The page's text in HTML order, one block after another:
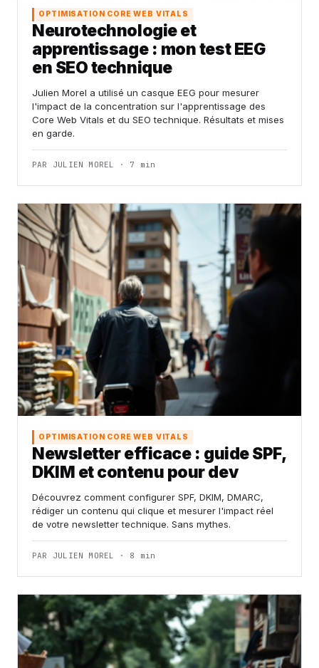
OPTIMISATION CORE WEB VITALS
Neurotechnologie et
apprentissage : mon test EEG
en SEO technique
Julien Morel a utilisé un casque EEG pour mesurer
l'impact de la concentration sur l'apprentissage des
Core Web Vitals et du SEO technique. Résultats et mises
en garde.
PAR JULIEN MOREL · 7 min
OPTIMISATION CORE WEB VITALS
Newsletter efficace : guide SPF,
DKIM et contenu pour dev
Découvrez comment configurer SPF, DKIM, DMARC,
rédiger un contenu qui clique et mesurer l'impact réel
de votre newsletter technique. Sans mythes.
PAR JULIEN MOREL · 8 min